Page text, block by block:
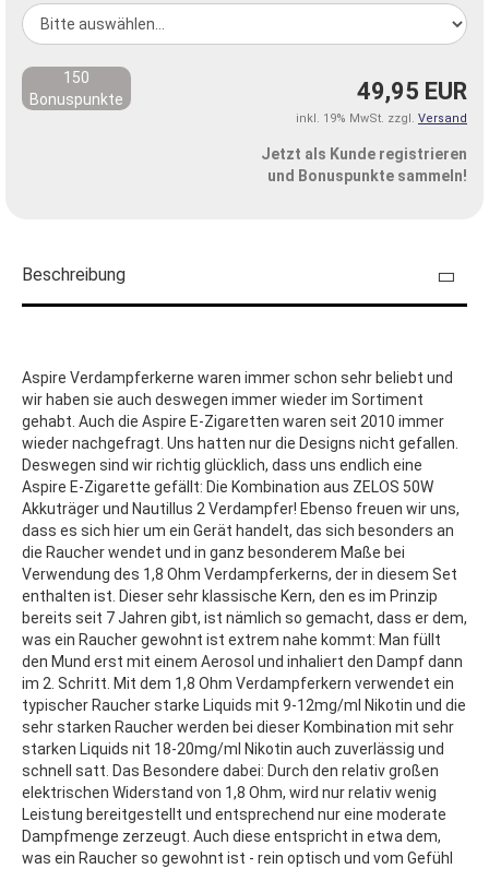
49,95 EUR
inkl. 19% MwSt. zzgl. Versand
150
Bonuspunkte
Jetzt als Kunde registrieren
und Bonuspunkte sammeln!
Beschreibung
Aspire Verdampferkerne waren immer schon sehr beliebt und
wir haben sie auch deswegen immer wieder im Sortiment
gehabt. Auch die Aspire E-Zigaretten waren seit 2010 immer
wieder nachgefragt. Uns hatten nur die Designs nicht gefallen.
Deswegen sind wir richtig glücklich, dass uns endlich eine
Aspire E-Zigarette gefällt: Die Kombination aus ZELOS 50W
Akkuträger und Nautillus 2 Verdampfer! Ebenso freuen wir uns,
dass es sich hier um ein Gerät handelt, das sich besonders an
die Raucher wendet und in ganz besonderem Maße bei
Verwendung des 1,8 Ohm Verdampferkerns, der in diesem Set
enthalten ist. Dieser sehr klassische Kern, den es im Prinzip
bereits seit 7 Jahren gibt, ist nämlich so gemacht, dass er dem,
was ein Raucher gewohnt ist extrem nahe kommt: Man füllt
den Mund erst mit einem Aerosol und inhaliert den Dampf dann
im 2. Schritt. Mit dem 1,8 Ohm Verdampferkern verwendet ein
typischer Raucher starke Liquids mit 9-12mg/ml Nikotin und die
sehr starken Raucher werden bei dieser Kombination mit sehr
starken Liquids nit 18-20mg/ml Nikotin auch zuverlässig und
schnell satt. Das Besondere dabei: Durch den relativ großen
elektrischen Widerstand von 1,8 Ohm, wird nur relativ wenig
Leistung bereitgestellt und entsprechend nur eine moderate
Dampfmenge zerzeugt. Auch diese entspricht in etwa dem,
was ein Raucher so gewohnt ist - rein optisch und vom Gefühl